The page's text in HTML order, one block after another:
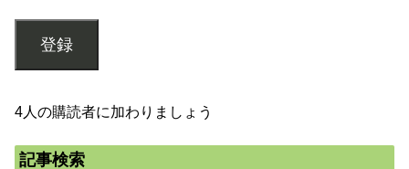
登録
4人の購読者に加わりましょう
記事検索